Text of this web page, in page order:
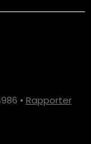
• Rapporter